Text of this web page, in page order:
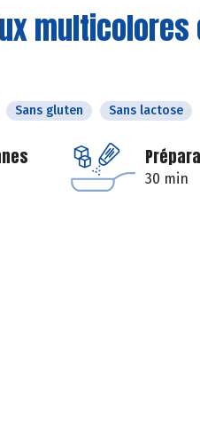
Sans gluten Sans lactose
30 min